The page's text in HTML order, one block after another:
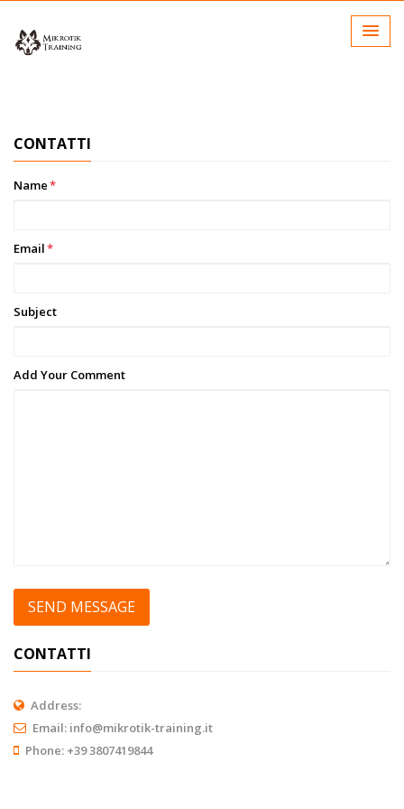
CONTATTI
Name*
Email*
Subject
Add Your Comment
CONTATTI
Address:
Email: info@mikrotik-training.it
Phone: +39 3807419844